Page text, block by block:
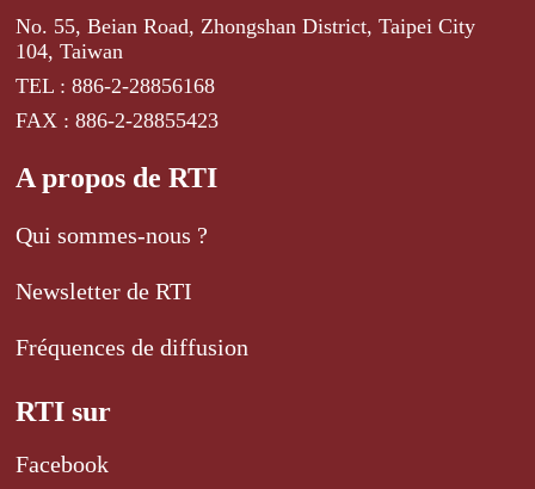
No. 55, Beian Road, Zhongshan District, Taipei City
104, Taiwan
TEL : 886-2-28856168
FAX : 886-2-28855423
A propos de RTI
Qui sommes-nous ?
Newsletter de RTI
Fréquences de diffusion
RTI sur
Facebook